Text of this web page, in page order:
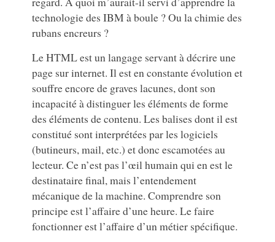
technologie des IBM à boule ? Ou la chimie des
rubans encreurs ?
Le HTML est un langage servant à décrire une
page sur internet. Il est en constante évolution et
souffre encore de graves lacunes, dont son
incapacité à distinguer les éléments de forme
des éléments de contenu. Les balises dont il est
constitué sont interprétées par les logiciels
(butineurs, mail, etc.) et donc escamotées au
lecteur. Ce n’est pas l’œil humain qui en est le
destinataire final, mais l’entendement
mécanique de la machine. Comprendre son
principe est l’affaire d’une heure. Le faire
fonctionner est l’affaire d’un métier spécifique.